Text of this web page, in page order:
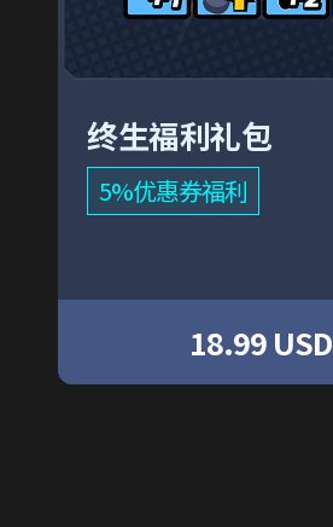
终生福利礼包
5%优惠券福利
18.99 USD